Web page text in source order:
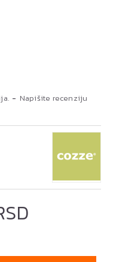
- Napišite recenziju